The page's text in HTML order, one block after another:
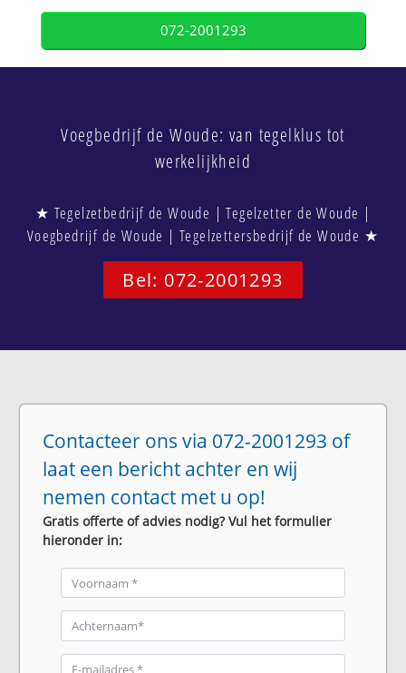
072-2001293
Voegbedrijf de Woude: van tegelklus tot
werkelijkheid
★ Tegelzetbedrijf de Woude | Tegelzetter de Woude |
Voegbedrijf de Woude | Tegelzettersbedrijf de Woude ★
Bel: 072-2001293
Contacteer ons via 072-2001293 of
laat een bericht achter en wij
nemen contact met u op!
Gratis offerte of advies nodig? Vul het formulier
hieronder in: